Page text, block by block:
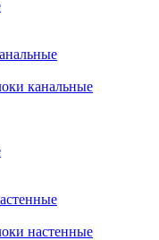
канальные
настенные